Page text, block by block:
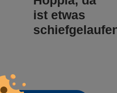
ist etwas